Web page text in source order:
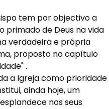
tem por objectivo a
primado de Deus na vida
verdadeira e própria
proposto no capítulo
.
a Igreja como prioridade
ainda hoje, um
nos seus